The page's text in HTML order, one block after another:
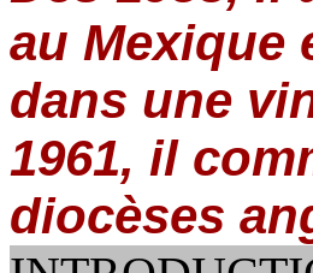
au Mexique
dans une
1961, il
diocèses